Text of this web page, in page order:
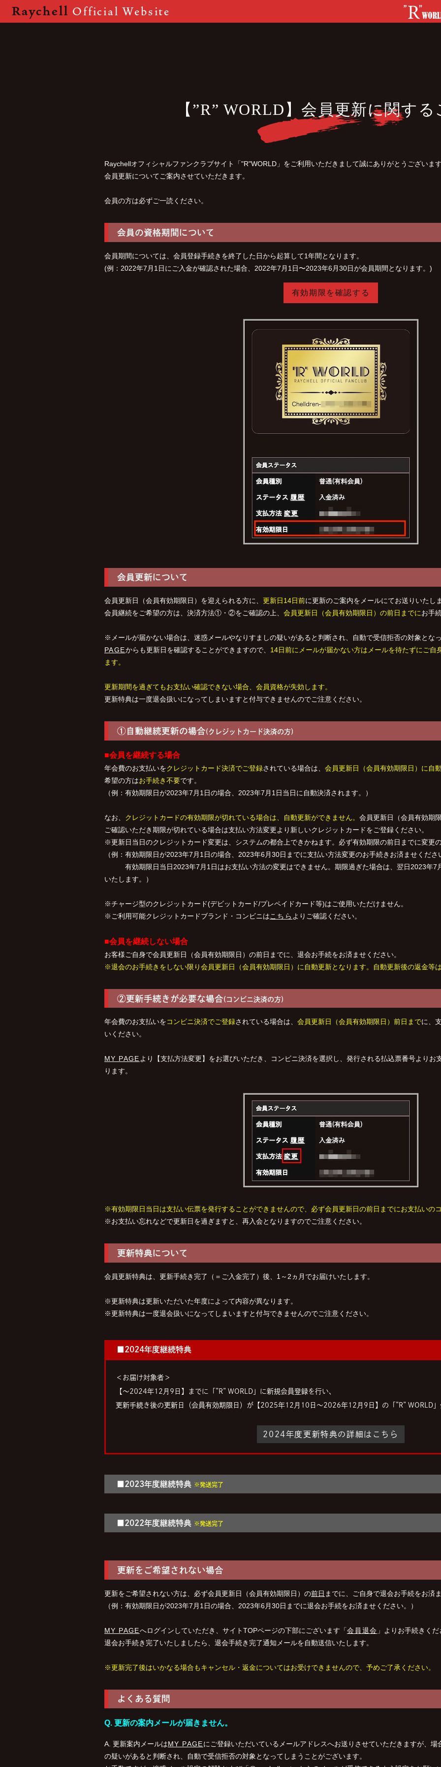
Raychell Official Website
【”R” WORLD】会員更新に関する
Raychellオフィシャルファンクラブサイト「"R"WORLD」をご利用いただきまして誠にありがとうございます
会員更新についてご案内させていただきます。
会員の方は必ずご一読ください。
会員の資格期間について
会員期間については、会員登録手続きを終了した日から起算して1年間となります。
(例：2022年7月1日にご入金が確認された場合、2022年7月1日〜2023年6月30日が会員期間となります。)
有効期限を確認する
会員更新について
会員更新日（会員有効期限日）を迎えられる方に、 更新日14日前に更新のご案内をメールにてお送りいたしま
会員継続をご希望の方は、決済方法①・②をご確認の上、 会員更新日（会員有効期限日）の前日までにお手
※メールが届かない場合は、迷惑メールやなりすましの疑いがあると判断され、自動で受信拒否の対象とな
PAGEからも更新日を確認することができますので、 14日前にメールが届かない方はメールを待たずにご自
ます。
更新期間を過ぎてもお支払い確認できない場合、会員資格が失効します。
更新特典は一度退会扱いになってしまいますと付与できませんのでご注意ください。
①自動継続更新の場合(クレジットカード決済の方)
■会員を継続する場合
年会費のお支払いをクレジットカード決済でご登録されている場合は、 会員更新日（会員有効期限日）に自
希望の方はお手続き不要です。
（例：有効期限日が2023年7月1日の場合、2023年7月1日当日に自動決済されます。）
なお、 クレジットカードの有効期限が切れている場合は、自動更新ができません。 会員更新日（会員有効期
ご確認いただき期限が切れている場合は支払い方法変更より新しいクレジットカードをご登録ください。
※更新日当日のクレジットカード変更は、システムの都合上できかねます。必ず有効期限の前日までに変更
（例：有効期限日が2023年7月1日の場合、2023年6月30日までに支払い方法変更のお手続きお済ませくださ
有効期限日当日2023年7月1日はお支払い方法の変更はできません。期限過ぎた場合は、翌日2023年7
いたします。）
※チャージ型のクレジットカード(デビットカード/プレペイドカード等)はご使用いただけません。
※ご利用可能クレジットカードブランド・コンビニはこちら よりご確認ください。
■会員を継続しない場合
お客様ご自身で会員更新日（会員有効期限日）の前日までに、退会お手続をお済ませください。
※退会のお手続きをしない限り会員更新日（会員有効期限日）に自動更新となります。
自動更新後の返金等
②更新手続きが必要な場合(コンビニ決済の方)
年会費のお支払いをコンビニ決済でご登録されている場合は、 会員更新日（会員有効期限日）前日までに、
いください。
MY PAGEより【支払方法変更】をお選びいただき、コンビニ決済を選択し、発行される払込票番号よりお
ります。
※有効期限日当日は支払い伝票を発行することができませんので、必ず会員更新日の前日までにお支払いの
※お支払い忘れなどで更新日を過ぎますと、再入会となりますのでご注意ください。
更新特典について
会員更新特典は、更新手続き完了（＝ご入金完了）後、1～2ヵ月でお届けいたします。
※更新特典は更新いただいた年度によって内容が異なります。
※更新特典は一度退会扱いになってしまいますと付与できませんのでご注意ください。
■2024年度継続特典
＜お届け対象者＞
【〜2024年12月9日】までに「”R” WORLD」に新規会員登録を行い、
更新手続き後の更新日（会員有効期限日）が【2025年12月10日～2026年12月9日】の「”R” WORLD」
2024年度更新特典の詳細はこちら
■2023年度継続特典 ※発送完了
■2022年度継続特典 ※発送完了
更新をご希望されない場合
更新をご希望されない方は、必ず会員更新日（会員有効期限日）の前日 までに、ご自身で退会お手続をお済
（例：有効期限日が2023年7月1日の場合、2023年6月30日までに退会お手続をお済ませください。）
MY PAGEへログインしていただき、サイトTOPページの下部にございます「会員退会 」よりお手続きくだ
退会お手続き完了いたしましたら、退会手続き完了通知メールを自動送信いたします。
※更新完了後はいかなる場合もキャンセル・返金についてはお受けできませんので、予めご了承ください。
よくある質問
Q. 更新の案内メールが届きません。
A. 更新案内メールはMY PAGEにご登録いただいているメールアドレスへお送りさせていただきますが、
の疑いがあると判断され、自動で受信拒否の対象となってしまうことがございます。